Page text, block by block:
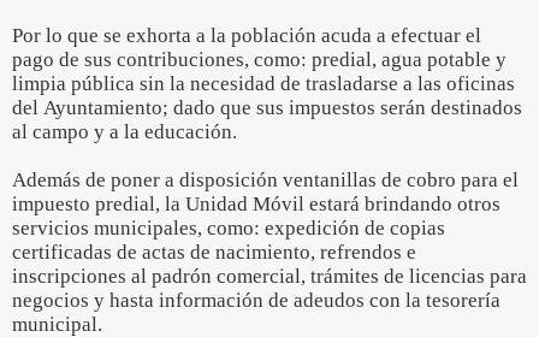
Por lo que se exhorta a la población acuda a efectuar el
pago de sus contribuciones, como: predial, agua potable y
limpia pública sin la necesidad de trasladarse a las oficinas
del Ayuntamiento; dado que sus impuestos serán destinados
al campo y a la educación.
Además de poner a disposición ventanillas de cobro para el
impuesto predial, la Unidad Móvil estará brindando otros
servicios municipales, como: expedición de copias
certificadas de actas de nacimiento, refrendos e
inscripciones al padrón comercial, trámites de licencias para
negocios y hasta información de adeudos con la tesorería
municipal.